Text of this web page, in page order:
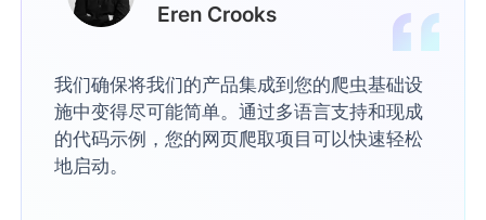
Eren Crooks
我们确保将我们的产品集成到您的爬虫基础设
施中变得尽可能简单。通过多语言支持和现成
的代码示例，您的网页爬取项目可以快速轻松
地启动。